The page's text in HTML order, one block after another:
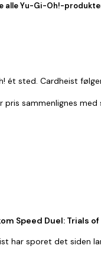
alle Yu-Gi-Oh!-
sted. Cardheist
sammenlignes
Speed Duel: Trials
har sporet det siden